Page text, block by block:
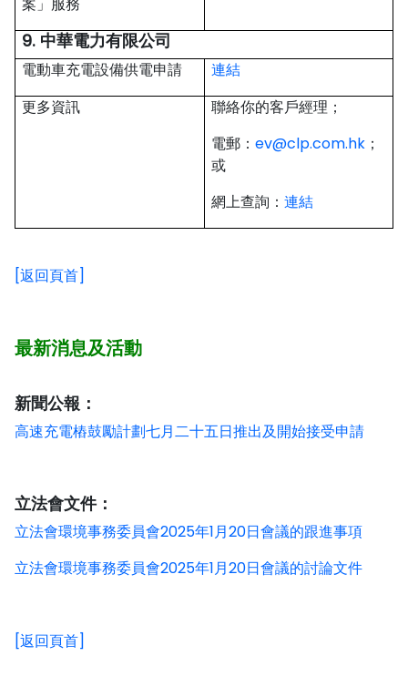
9. 中華電力有限公司
電動車充電設備供電申請
連結
更多資訊
聯絡你的客戶經理；
電郵： ev@clp.com.hk ；
或
網上查詢： 連結
[返回頁首]
最新消息及活動
新聞公報：
高速充電樁鼓勵計劃七月二十五日推出及開始接受申請
立法會文件：
立法會環境事務委員會2025年1月20日會議的跟進事項
立法會環境事務委員會2025年1月20日會議的討論文件
[返回頁首]